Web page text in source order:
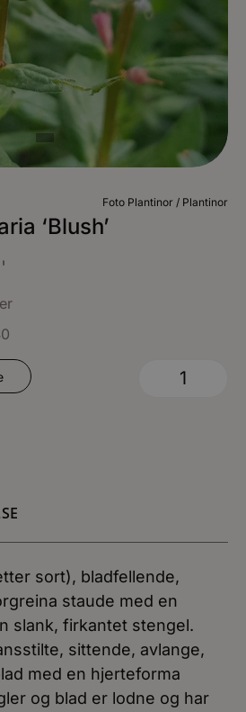
Foto Plantinor / Plantinor
‘Blush’
sort), bladfellende,
staude med en
slank, firkantet stengel.
sittende, avlange,
med en hjerteforma
og blad er lodne og har